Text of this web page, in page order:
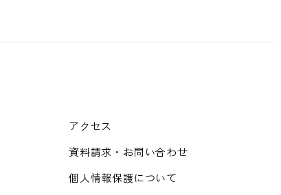
アクセス
資料請求・お問い合わせ
個人情報保護について